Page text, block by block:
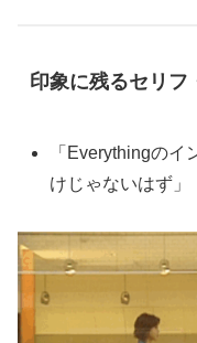
印象に残るセリフ
「Everythingの
けじゃないはず」